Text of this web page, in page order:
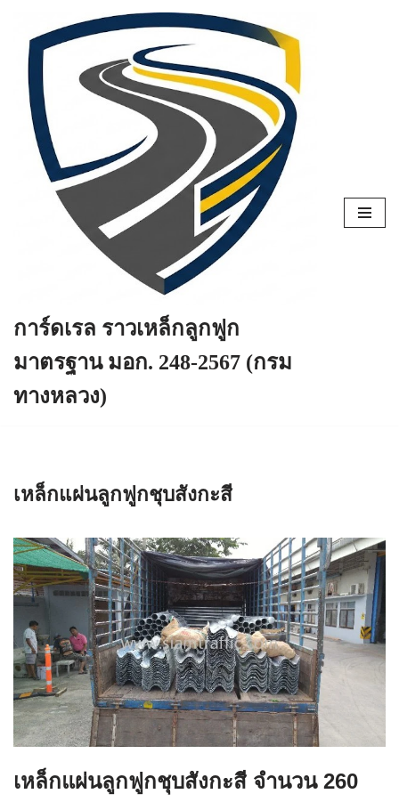
Skip
content
การ์ดเรล ราวเหล็กลูกฟูก
มาตรฐาน มอก. 248-2567 (กรม
ทางหลวง)
เหล็กแผ่นลูกฟูกชุบสังกะสี
เหล็กแผ่นลูกฟูกชุบสังกะสี จำนวน 260